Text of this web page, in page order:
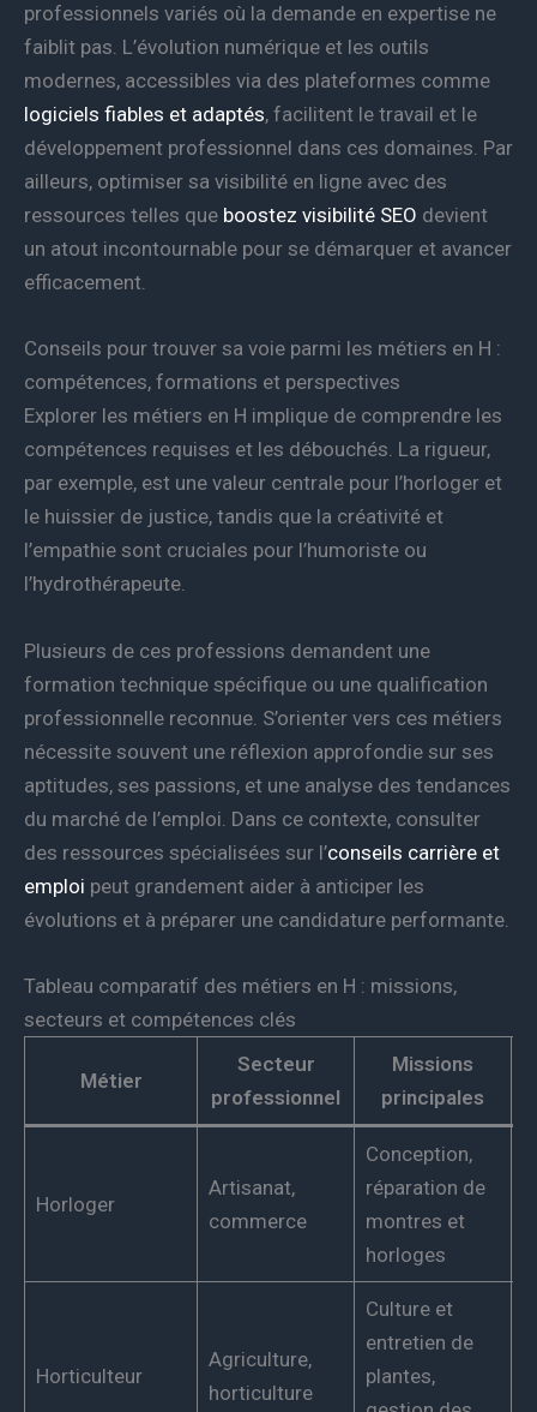
professionnels variés où la demande en expertise ne
faiblit pas. L’évolution numérique et les outils
modernes, accessibles via des plateformes comme
logiciels fiables et adaptés, facilitent le travail et le
développement professionnel dans ces domaines. Par
ailleurs, optimiser sa visibilité en ligne avec des
ressources telles que boostez visibilité SEO devient
un atout incontournable pour se démarquer et avancer
efficacement.
Conseils pour trouver sa voie parmi les métiers en H :
compétences, formations et perspectives
Explorer les métiers en H implique de comprendre les
compétences requises et les débouchés. La rigueur,
par exemple, est une valeur centrale pour l’horloger et
le huissier de justice, tandis que la créativité et
l’empathie sont cruciales pour l’humoriste ou
l’hydrothérapeute.
Plusieurs de ces professions demandent une
formation technique spécifique ou une qualification
professionnelle reconnue. S’orienter vers ces métiers
nécessite souvent une réflexion approfondie sur ses
aptitudes, ses passions, et une analyse des tendances
du marché de l’emploi. Dans ce contexte, consulter
des ressources spécialisées sur l’conseils carrière et
emploi peut grandement aider à anticiper les
évolutions et à préparer une candidature performante.
Tableau comparatif des métiers en H : missions,
secteurs et compétences clés
Métier
Secteur
professionnel
Missions
principales
Horloger
Artisanat,
commerce
Conception,
réparation de
montres et
horloges
Horticulteur
Agriculture,
horticulture
Culture et
entretien de
plantes,